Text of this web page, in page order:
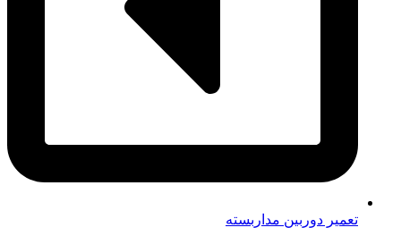
تعمیر دوربین مداربسته